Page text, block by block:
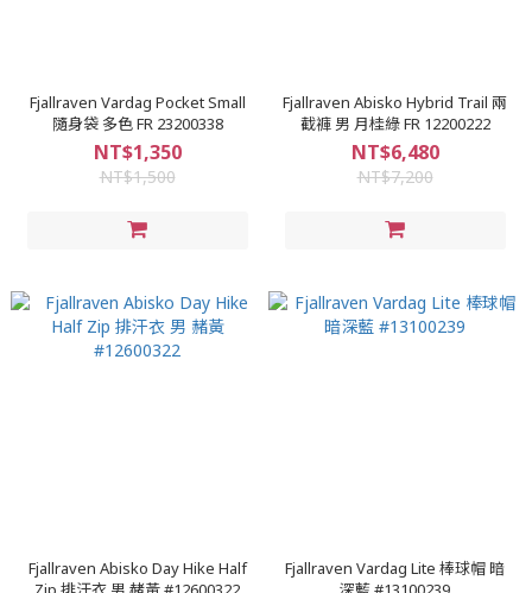
Fjallraven Vardag Pocket Small
隨身袋 多色 FR 23200338
NT$1,350
NT$1,500
Fjallraven Abisko Hybrid Trail 兩
截褲 男 月桂綠 FR 12200222
NT$6,480
NT$7,200
Fjallraven Abisko Day Hike Half
Fjallraven Vardag Lite 棒球帽 暗